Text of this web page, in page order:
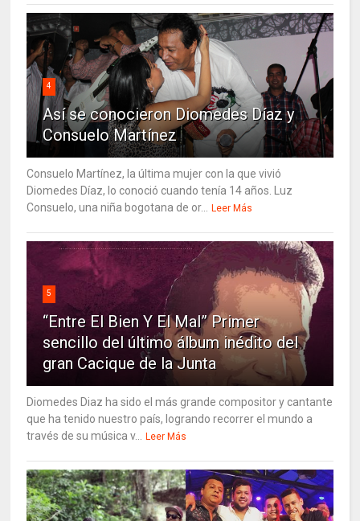
4
Así se conocieron Diomedes Díaz y
Consuelo Martínez
Consuelo Martínez, la última mujer con la que vivió
Diomedes Díaz, lo conoció cuando tenía 14 años. Luz
Consuelo, una niña bogotana de or...
Leer Más
5
“Entre El Bien Y El Mal” Primer
sencillo del último álbum inédito del
gran Cacique de la Junta
Diomedes Diaz ha sido el más grande compositor y cantante
que ha tenido nuestro país, logrando recorrer el mundo a
través de su música v...
Leer Más